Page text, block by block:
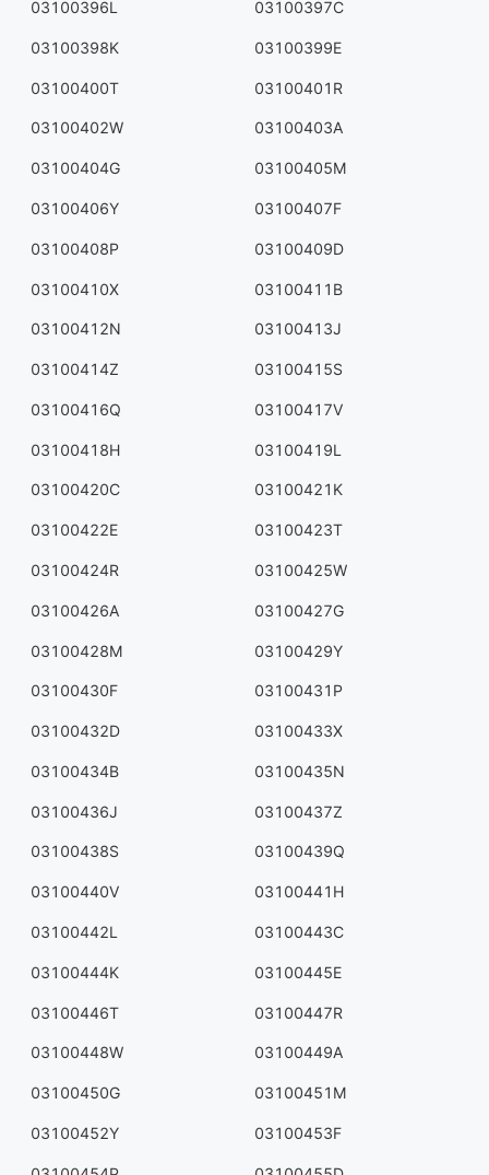
03100396L 03100397C
03100398K 03100399E
03100400T 03100401R
03100402W 03100403A
03100404G 03100405M
03100406Y 03100407F
03100408P 03100409D
03100410X 03100411B
03100412N 03100413J
03100414Z 03100415S
03100416Q 03100417V
03100418H 03100419L
03100420C 03100421K
03100422E 03100423T
03100424R 03100425W
03100426A 03100427G
03100428M 03100429Y
03100430F 03100431P
03100432D 03100433X
03100434B 03100435N
03100436J 03100437Z
03100438S 03100439Q
03100440V 03100441H
03100442L 03100443C
03100444K 03100445E
03100446T 03100447R
03100448W 03100449A
03100450G 03100451M
03100452Y 03100453F